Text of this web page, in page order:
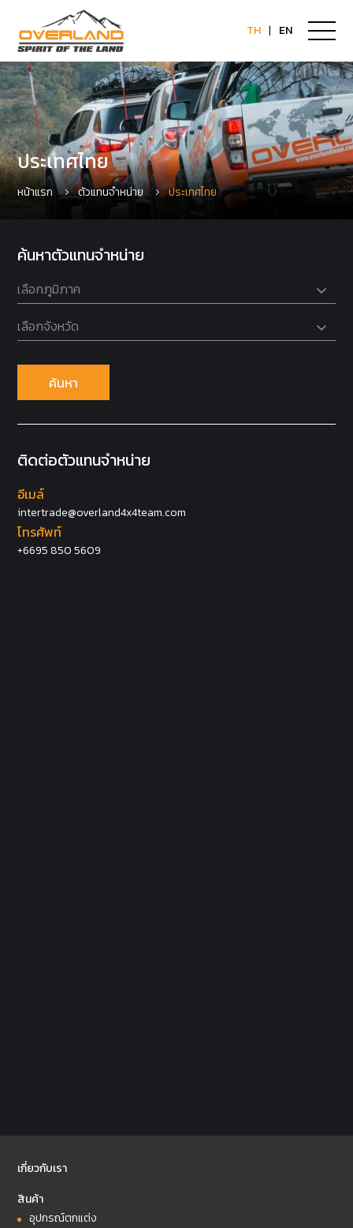
TH | EN
ประเทศไทย
หน้าแรก ตัวแทนจำหน่าย ประเทศไทย
ค้นหาตัวแทนจำหน่าย
ค้นหา
ติดต่อตัวแทนจำหน่าย
อีเมล์
intertrade@overland4x4team.com
โทรศัพท์
+6695 850 5609
เกี่ยวกับเรา
สินค้า
อุปกรณ์ตกแต่ง